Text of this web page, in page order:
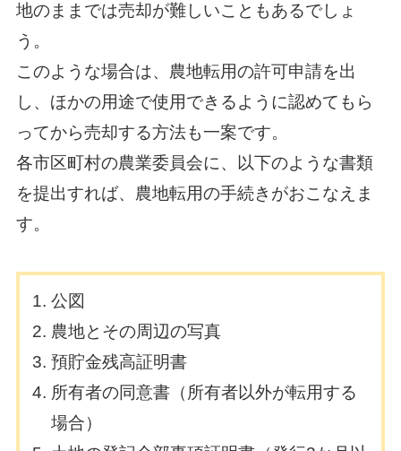
地のままでは売却が難しいこともあるでしょ
う。
このような場合は、農地転用の許可申請を出
し、ほかの用途で使用できるように認めてもら
ってから売却する方法も一案です。
各市区町村の農業委員会に、以下のような書類
を提出すれば、農地転用の手続きがおこなえま
す。
公図
農地とその周辺の写真
預貯金残高証明書
所有者の同意書（所有者以外が転用する
場合）